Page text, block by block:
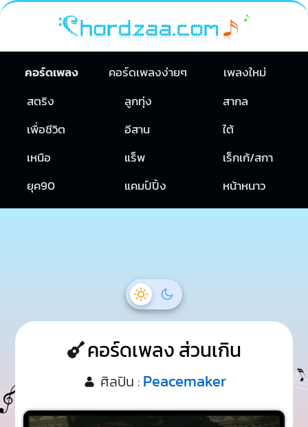
คอร์ดเพลง คอร์ดเพลงง่ายๆ
เพลงใหม่
สตริง
ลูกทุ่ง
สากล
เพื่อชีวิต
อีสาน
ใต้
เหนือ
แร็พ
เร็กเก้/สกา
ยุค90
แคมป์ปิ้ง หน้าหนาว
คอร์ดเพลง ส่วนเกิน
ศิลปิน : Peacemaker